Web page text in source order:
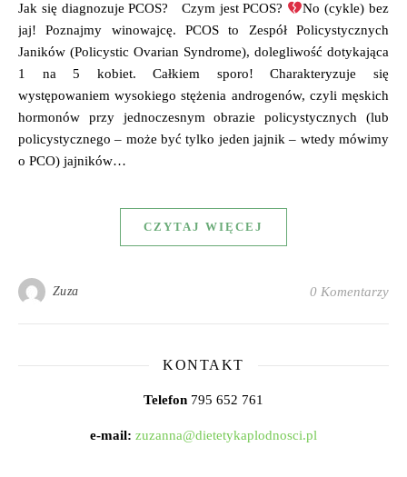
Jak się diagnozuje PCOS? Czym jest PCOS?
No (cykle) bez
jaj! Poznajmy winowajcę. PCOS to Zespół Policystycznych
Janików (Policystic Ovarian Syndrome), dolegliwość dotykająca
1 na 5 kobiet. Całkiem sporo! Charakteryzuje się
występowaniem wysokiego stężenia androgenów, czyli męskich
hormonów przy jednoczesnym obrazie policystycznych (lub
policystycznego – może być tylko jeden jajnik – wtedy mówimy
o PCO) jajników…
CZYTAJ WIĘCEJ
Zuza 0 Komentarzy
KONTAKT
Telefon 795 652 761
e-mail: zuzanna@dietetykaplodnosci.pl